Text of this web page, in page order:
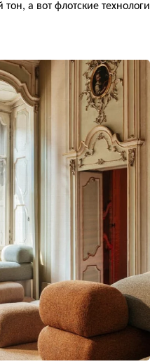
а вот флотские технологи